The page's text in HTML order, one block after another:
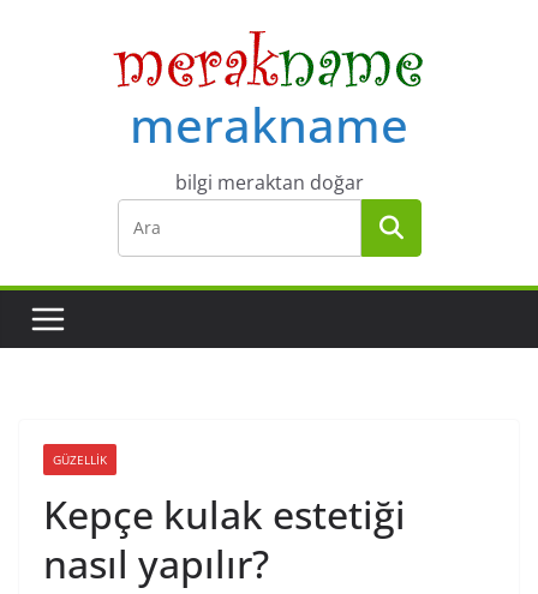
merakname
bilgi meraktan doğar
GÜZELLIK
Kepçe kulak estetiği
nasıl yapılır?